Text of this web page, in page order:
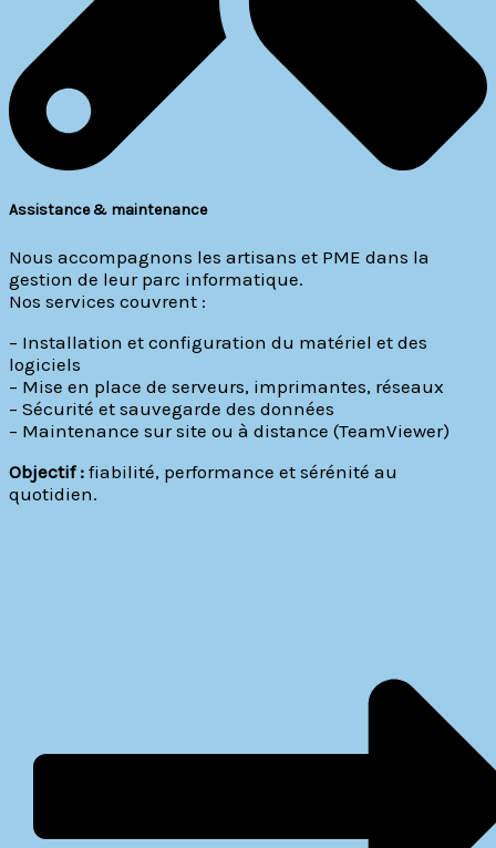
Assistance & maintenance
Nous accompagnons les artisans et PME dans la
gestion de leur parc informatique.
Nos services couvrent :
– Installation et configuration du matériel et des
logiciels
– Mise en place de serveurs, imprimantes, réseaux
– Sécurité et sauvegarde des données
– Maintenance sur site ou à distance (TeamViewer)
Objectif : fiabilité, performance et sérénité au
quotidien.